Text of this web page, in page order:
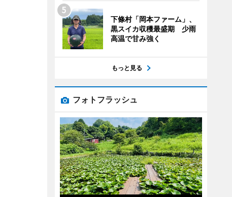
下條村「岡本ファーム」、
黒スイカ収穫最盛期 少雨
高温で甘み強く
もっと見る
フォトフラッシュ